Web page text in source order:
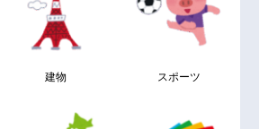
建物 スポーツ